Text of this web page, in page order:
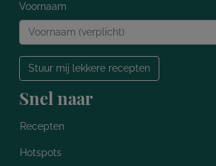
Voornaam
Stuur mij lekkere recepten
Snel naar
Recepten
Hotspots